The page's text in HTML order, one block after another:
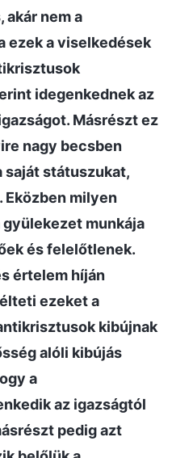
akár nem a
ezek a viselkedések
idegenkednek az
Másrészt ez
nagy becsben
saját státuszukat,
milyen
munkája
és felelőtlenek.
értelem híján
ezeket a
kibújnak
alóli kibújás
a
az igazságtól
pedig azt